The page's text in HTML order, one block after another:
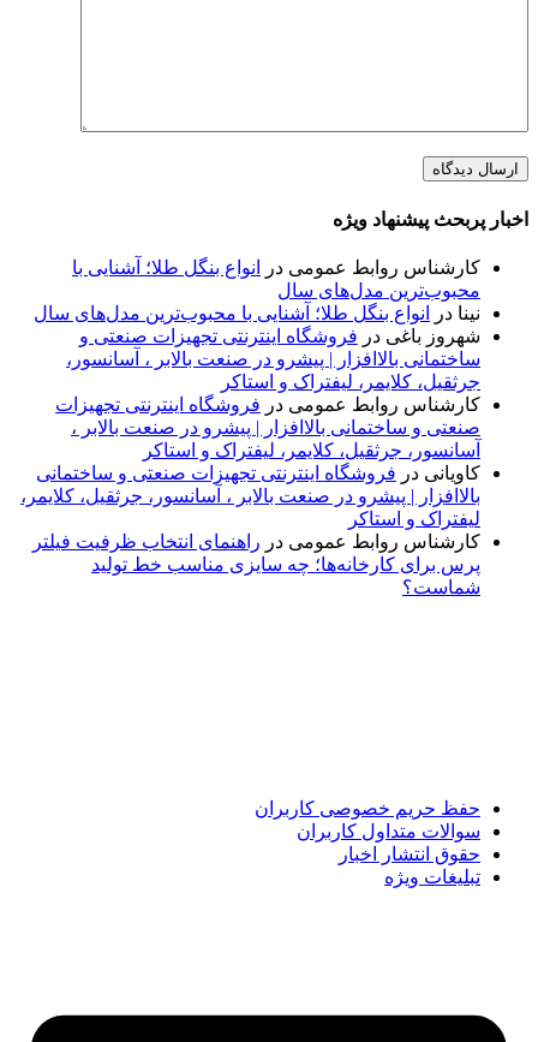
اخبار پربحث پیشنهاد ویژه
کارشناس روابط عمومی در
انواع بنگل طلا؛ آشنایی با
محبوب‌ترین مدل‌های سال
نینا در
انواع بنگل طلا؛ آشنایی با محبوب‌ترین مدل‌های سال
شهروز باغی در فروشگاه اینترنتی تجهیزات صنعتی و
ساختمانی بالاافزار | پیشرو در صنعت بالابر ، آسانسور،
جرثقیل، کلایمر، لیفتراک و استاکر
کارشناس روابط عمومی در فروشگاه اینترنتی تجهیزات
صنعتی و ساختمانی بالاافزار | پیشرو در صنعت بالابر ،
آسانسور، جرثقیل، کلایمر، لیفتراک و استاکر
کاویانی در فروشگاه اینترنتی تجهیزات صنعتی و ساختمانی
بالاافزار | پیشرو در صنعت بالابر ، آسانسور، جرثقیل، کلایمر،
لیفتراک و استاکر
کارشناس روابط عمومی در راهنمای انتخاب ظرفیت فیلتر
پرس برای کارخانه‌ها؛ چه سایزی مناسب خط تولید
شماست؟
حفظ حریم خصوصی کاربران
سوالات متداول کاربران
حقوق انتشار اخبار
تبلیغات ویژه